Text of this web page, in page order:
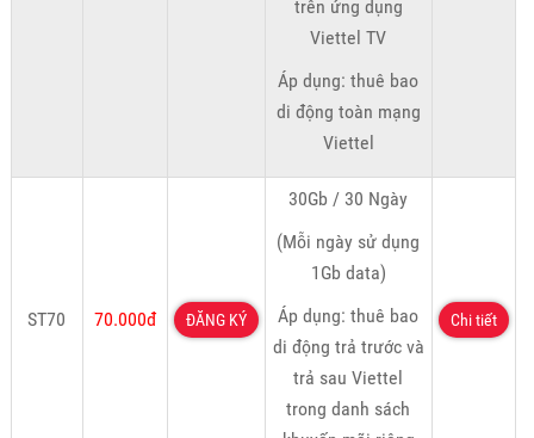
trên ứng dụng
Viettel TV
Áp dụng: thuê bao
di động toàn mạng
Viettel
ST70 70.000đ ĐĂNG KÝ
30Gb / 30 Ngày
(Mỗi ngày sử dụng
1Gb data)
Áp dụng: thuê bao
di động trả trước và
trả sau Viettel
trong danh sách
Chi tiết